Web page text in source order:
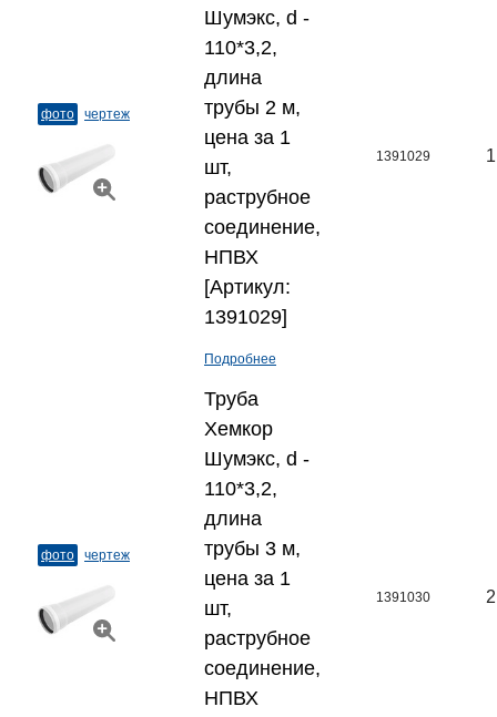
фото чертеж
Шумэкс, d -
110*3,2,
длина
трубы 2 м,
цена за 1
шт,
раструбное
соединение,
НПВХ
[Артикул:
1391029]
Подробнее
1391029
фото чертеж
Труба
Хемкор
Шумэкс, d -
110*3,2,
длина
трубы 3 м,
цена за 1
шт,
раструбное
соединение,
НПВХ
1391030